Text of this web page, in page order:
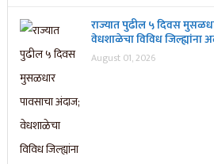
राज्यात पुढील ५ दिवस
वेधशाळेचा विविध जिल्ह्यांना
August 01, 2026